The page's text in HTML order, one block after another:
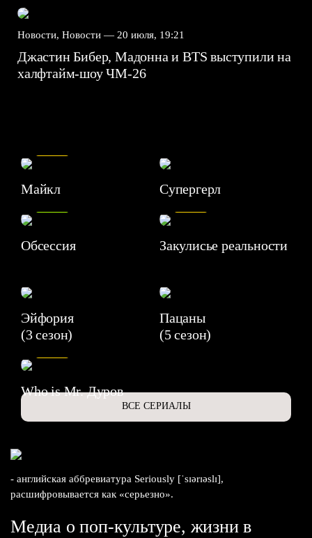
Новости, Новости — 20 июля, 19:21
Джастин Бибер, Мадонна и BTS выступили на
халфтайм-шоу ЧМ-26
Майкл Супергерл
Обсессия
7.1
Закулисье реальности
Эйфория
(3 сезон)
Пацаны
(5 сезон)
Who is Mr. Дуров
ВСЕ СЕРИАЛЫ
- английская аббревиатура Seriously [ˈsɪərɪəslɪ],
расшифровывается как «серьезно».
Медиа о поп-культуре, жизни в